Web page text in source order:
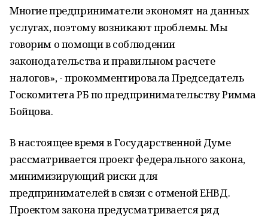
Многие предприниматели экономят на данных
услугах, поэтому возникают проблемы. Мы
говорим о помощи в соблюдении
законодательства и правильном расчете
налогов», - прокомментировала Председатель
Госкомитета РБ по предпринимательству Римма
Бойцова.
В настоящее время в Государственной Думе
рассматривается проект федерального закона,
минимизирующий риски для
предпринимателей в связи с отменой ЕНВД.
Проектом закона предусматривается ряд